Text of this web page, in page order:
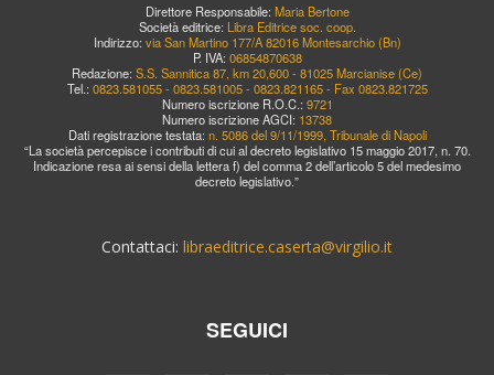
Direttore Responsabile: Maria Bertone
Società editrice: Libra Editrice soc. coop.
Indirizzo: via San Martino 177/A 82016 Montesarchio (Bn)
P. IVA: 06854870638
Redazione: S.S. Sannitica 87, km 20,600 - 81025 Marcianise (Ce)
Tel.: 0823.581055 - 0823.581005 - 0823.821165 - Fax 0823.821725
Numero iscrizione R.O.C.: 9721
Numero iscrizione AGCI: 13738
Dati registrazione testata: n. 5086 del 9/11/1999, Tribunale di Napoli
“La società percepisce i contributi di cui al decreto legislativo 15 maggio 2017, n. 70.
Indicazione resa ai sensi della lettera f) del comma 2 dell’articolo 5 del medesimo
decreto legislativo.”
Contattaci: libraeditrice.caserta@virgilio.it
SEGUICI